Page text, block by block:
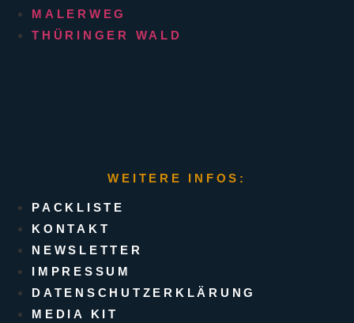
MALERWEG
THÜRINGER WALD
WEITERE INFOS:
PACKLISTE
KONTAKT
NEWSLETTER
IMPRESSUM
DATENSCHUTZERKLÄRUNG
MEDIA KIT